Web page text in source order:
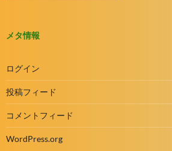
メタ情報
ログイン
投稿フィード
コメントフィード
WordPress.org